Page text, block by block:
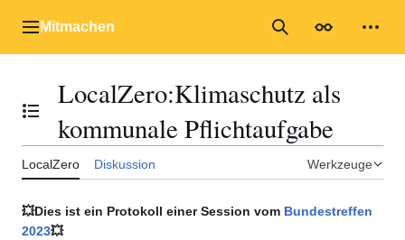
Inhalt
Hauptmenü
Mitmachen Suche
Inhaltsverzeichnis umschalten
LocalZero:Klimaschutz als
kommunale Pflichtaufgabe
LocalZero Diskussion Werkzeuge
💥Dies ist ein Protokoll einer Session vom Bundestreffen
2023💥